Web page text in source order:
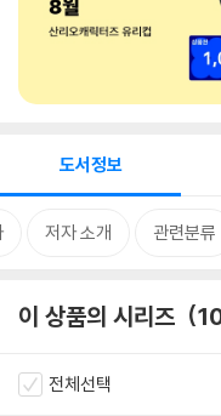
도서정보
저자 소개 관련분류
이 상품의 시리즈
전체선택